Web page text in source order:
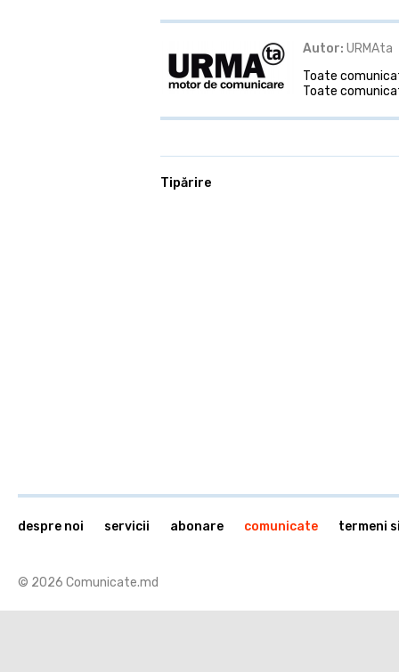
Autor: URMAta
Toate
Toate
Tipărire
© 2026 Comunicate.md
despre noi servicii abonare comunicate termeni